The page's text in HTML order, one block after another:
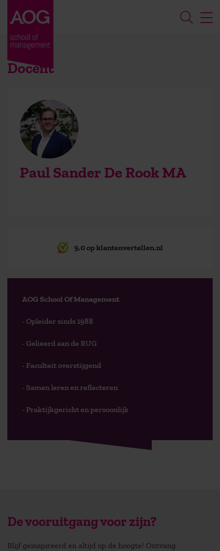
Docent
Paul Sander De Rook MA
9,0 op klantenvertellen.nl
AOG School Of Management
- Opleider sinds 1988
- Gelieerd aan de RUG
- Faculteit overstijgend
- Samen leren en reflecteren
- Praktijkgericht en persoonlijk
De vooruitgang voor zijn?
Blijf geïnspireerd en altijd op de hoogte! Ontvang